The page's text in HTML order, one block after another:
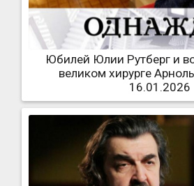
Юбилей Юлии Рутберг и
великом хирурге
16.01.2026